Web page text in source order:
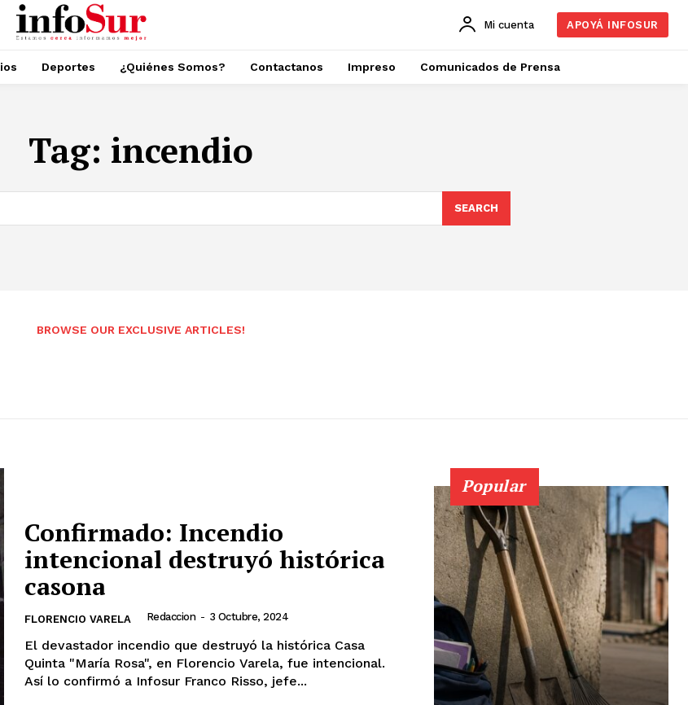
Mi cuenta APOYÁ INFOSUR
Deportes ¿Quiénes Somos? Contactanos Impreso Comunicados de Prensa
Tag: incendio
SEARCH
BROWSE OUR EXCLUSIVE ARTICLES!
Confirmado: Incendio
intencional destruyó histórica
casona
FLORENCIO VARELA Redaccion - 3 Octubre, 2024
El devastador incendio que destruyó la histórica Casa
Quinta "María Rosa", en Florencio Varela, fue intencional.
Así lo confirmó a Infosur Franco Risso, jefe...
Popular